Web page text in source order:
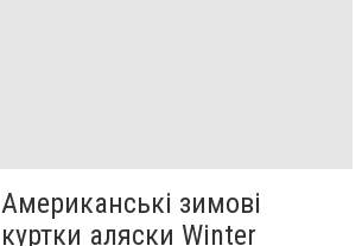
Американські зимові
куртки аляски Winter